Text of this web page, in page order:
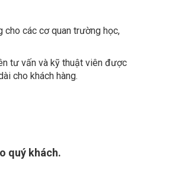
cho các cơ quan trường học,
tư vấn và kỹ thuật viên được
cho khách hàng.
quý khách.